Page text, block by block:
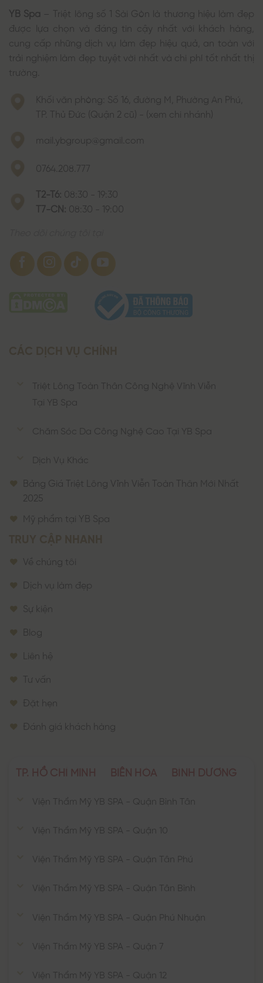
YB Spa – Triệt lông số 1 Sài Gòn là thương hiệu làm đẹp
được lựa chọn và đáng tin cậy nhất với khách hàng,
cung cấp những dịch vụ làm đẹp hiệu quả, an toàn với
trải nghiệm làm đẹp tuyệt vời nhất và chi phí tốt nhất thị
trường.
Khối văn phòng: Số 16, đường M, Phường An Phú,
TP. Thủ Đức (Quận 2 cũ) - (xem chi nhánh)
mail.ybgroup@gmail.com
0764.208.777
T2-T6: 08:30 - 19:30
T7-CN: 08:30 - 19:00
Triệt Lông Toàn Thân Công Nghệ Vĩnh Viễn
Tại YB Spa
Chăm Sóc Da Công Nghệ Cao Tại YB Spa
Dịch Vụ Khác
Bảng Giá Triệt Lông Vĩnh Viễn Toàn Thân Mới Nhất
2025
Mỹ phẩm tại YB Spa
Về chúng tôi
Dịch vụ làm đẹp
Sự kiện
Blog
Liên hệ
Tư vấn
Đặt hẹn
Đánh giá khách hàng
TP. HỒ CHÍ MINH BIÊN HÒA BÌNH DƯƠNG
Viện Thẩm Mỹ YB SPA - Quận Bình Tân
Viện Thẩm Mỹ YB SPA - Quận 10
Viện Thẩm Mỹ YB SPA - Quận Tân Phú
Viện Thẩm Mỹ YB SPA - Quận Tân Bình
Viện Thẩm Mỹ YB SPA - Quận Phú Nhuận
Viện Thẩm Mỹ YB SPA - Quận 7
Viện Thẩm Mỹ YB SPA - Quận 12